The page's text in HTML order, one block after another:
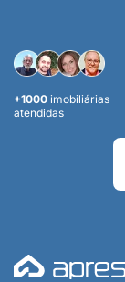
+1000 imobiliárias
atendidas